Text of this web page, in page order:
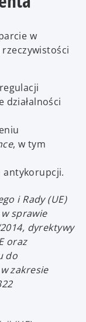
w
działalności
, w tym
antykorupcji.
i Rady (UE)
sprawie
dyrektywy
oraz
do
zakresie